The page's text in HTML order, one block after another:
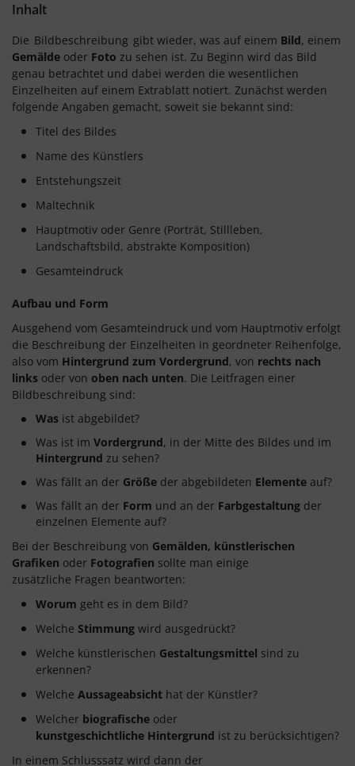
Inhalt
Die Bildbeschreibung gibt wieder, was auf einem Bild, einem
Gemälde oder Foto zu sehen ist. Zu Beginn wird das Bild
genau betrachtet und dabei werden die wesentlichen
Einzelheiten auf einem Extrablatt notiert. Zunächst werden
folgende Angaben gemacht, soweit sie bekannt sind:
Titel des Bildes
Name des Künstlers
Entstehungszeit
Maltechnik
Hauptmotiv oder Genre (Porträt, Stillleben,
Landschaftsbild, abstrakte Komposition)
Gesamteindruck
Aufbau und Form
Ausgehend vom Gesamteindruck und vom Hauptmotiv erfolgt
die Beschreibung der Einzelheiten in geordneter Reihenfolge,
also vom Hintergrund zum Vordergrund, von rechts nach
links oder von oben nach unten. Die Leitfragen einer
Bildbeschreibung sind:
Was ist abgebildet?
Was ist im Vordergrund, in der Mitte des Bildes und im
Hintergrund zu sehen?
Was fällt an der Größe der abgebildeten Elemente auf?
Was fällt an der Form und an der Farbgestaltung der
einzelnen Elemente auf?
Bei der Beschreibung von Gemälden, künstlerischen
Grafiken oder Fotografien sollte man einige
zusätzliche Fragen beantworten:
Worum geht es in dem Bild?
Welche Stimmung wird ausgedrückt?
Welche künstlerischen Gestaltungsmittel sind zu
erkennen?
Welche Aussageabsicht hat der Künstler?
Welcher biografische oder
kunstgeschichtliche Hintergrund ist zu berücksichtigen?
In einem Schlusssatz wird dann der